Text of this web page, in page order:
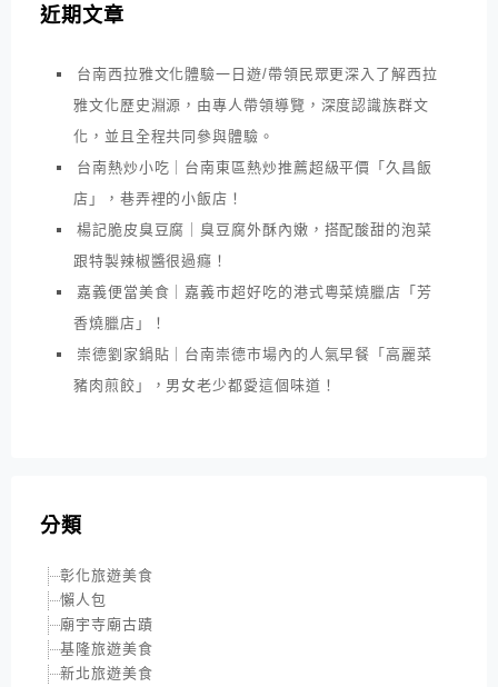
近期文章
台南西拉雅文化體驗一日遊/帶領民眾更深入了解西拉
雅文化歷史淵源，由專人帶領導覽，深度認識族群文
化，並且全程共同參與體驗。
台南熱炒小吃｜台南東區熱炒推薦超級平價「久昌飯
店」，巷弄裡的小飯店！
楊記脆皮臭豆腐｜臭豆腐外酥內嫩，搭配酸甜的泡菜
跟特製辣椒醬很過癮！
嘉義便當美食｜嘉義市超好吃的港式粵菜燒臘店「芳
香燒臘店」！
崇德劉家鍋貼｜台南崇德市場內的人氣早餐「高麗菜
豬肉煎餃」，男女老少都愛這個味道！
分類
彰化旅遊美食
懶人包
廟宇寺廟古蹟
基隆旅遊美食
新北旅遊美食